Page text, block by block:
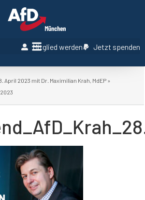
Mitglied werden Jetzt spenden
April 2023 mit Dr. Maximilian Krah, MdEP »